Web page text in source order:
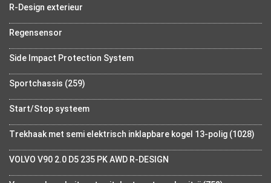
R-Design exterieur
Regensensor
Side Impact Protection System
Sportchassis (259)
Start/Stop systeem
Trekhaak met semi elektrisch inklapbare kogel 13-polig (1028)
VOLVO V90 2.0 D5 235 PK AWD R-DESIGN